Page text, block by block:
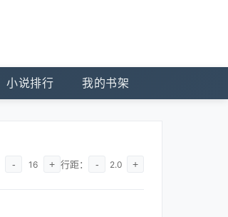
小说排行 我的书架
- 16 + 行距： - 2.0 +